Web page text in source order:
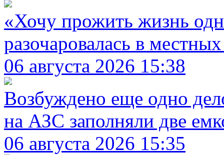
«Хочу прожить жизнь
разочаровалась в
06 августа 2026 15:38
Возбуждено еще одно
на АЗС заполняли две
06 августа 2026 15:35